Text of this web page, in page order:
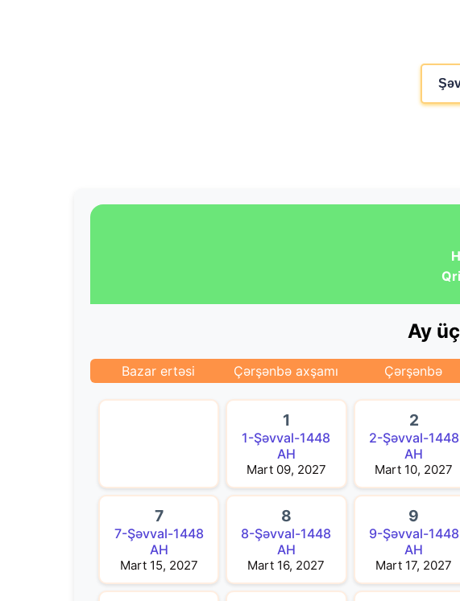
Ay
Bazar ertəsi Çərşənbə axşamı Çərşənbə
1
1-Şəvval-1448
AH
Mart 09, 2027
2
2-Şəvval-1448
AH
Mart 10, 2027
7
7-Şəvval-1448
AH
Mart 15, 2027
8
8-Şəvval-1448
AH
Mart 16, 2027
9
9-Şəvval-1448
AH
Mart 17, 2027